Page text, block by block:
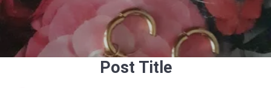
Post Title